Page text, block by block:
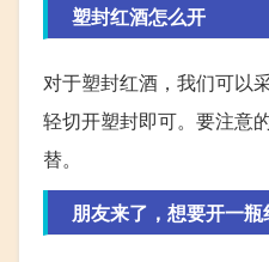
塑封红酒怎么开
对于塑封红酒，我们可以
轻切开塑封即可。要注意
替。
朋友来了，想要开一